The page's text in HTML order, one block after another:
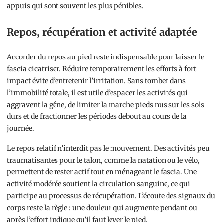
appuis qui sont souvent les plus pénibles.
Repos, récupération et activité adaptée
Accorder du repos au pied reste indispensable pour laisser le
fascia cicatriser. Réduire temporairement les efforts à fort
impact évite d’entretenir l’irritation. Sans tomber dans
l’immobilité totale, il est utile d’espacer les activités qui
aggravent la gêne, de limiter la marche pieds nus sur les sols
durs et de fractionner les périodes debout au cours de la
journée.
Le repos relatif n’interdit pas le mouvement. Des activités peu
traumatisantes pour le talon, comme la natation ou le vélo,
permettent de rester actif tout en ménageant le fascia. Une
activité modérée soutient la circulation sanguine, ce qui
participe au processus de récupération. L’écoute des signaux du
corps reste la règle : une douleur qui augmente pendant ou
après l’effort indique qu’il faut lever le pied.